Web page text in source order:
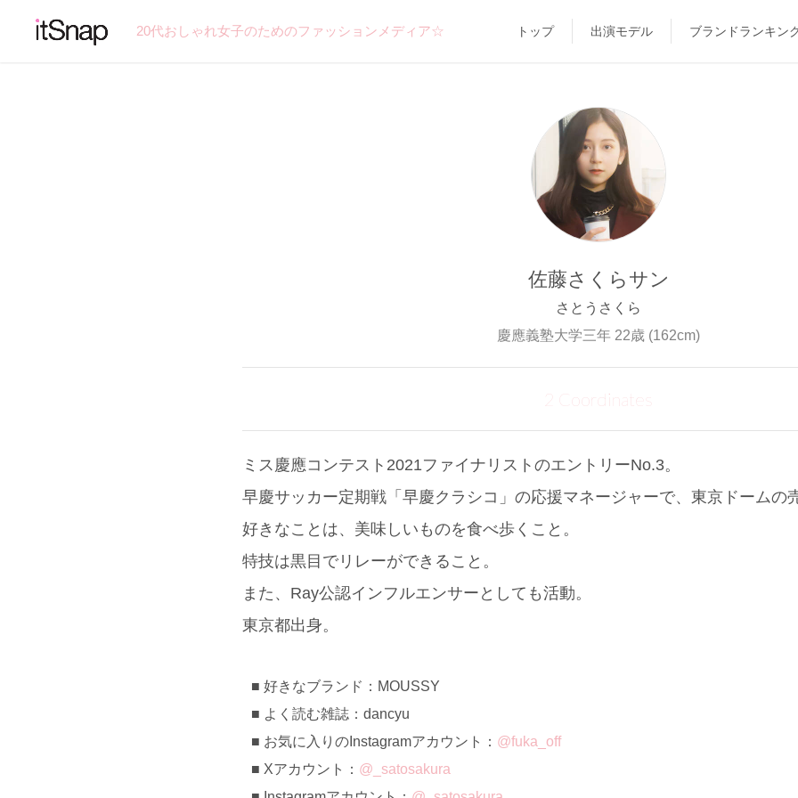
20代おしゃれ女子のためのファッションメディア☆ トップ 出演モデル ブランドランキン
佐藤さくらサン
さとうさくら
慶應義塾大学三年 22歳 (162cm)
2 Coordinates
ミス慶應コンテスト2021ファイナリストのエントリーNo.3。
早慶サッカー定期戦「早慶クラシコ」の応援マネージャーで、東京ドームの
好きなことは、美味しいものを食べ歩くこと。
特技は黒目でリレーができること。
また、Ray公認インフルエンサーとしても活動。
東京都出身。
好きなブランド：MOUSSY
よく読む雑誌：dancyu
お気に入りのInstagramアカウント： @fuka_off
Xアカウント： @_satosakura